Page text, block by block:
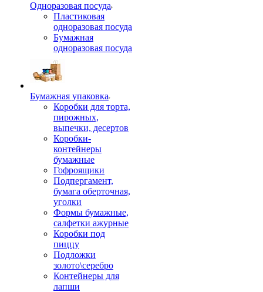
Одноразовая посуда
Пластиковая
одноразовая посуда
Бумажная
одноразовая посуда
Бумажная упаковка
Коробки для торта,
пирожных,
выпечки, десертов
Коробки-
контейнеры
бумажные
Гофроящики
Подпергамент,
бумага оберточная,
уголки
Формы бумажные,
салфетки ажурные
Коробки под
пиццу
Подложки
золото\серебро
Контейнеры для
лапши